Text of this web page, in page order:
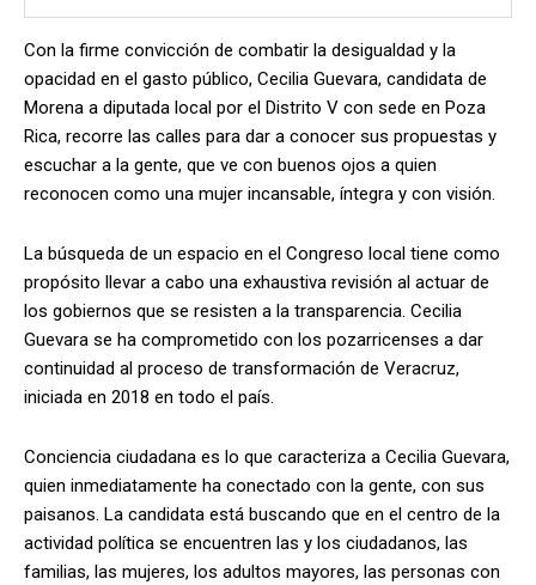
Con la firme convicción de combatir la desigualdad y la
opacidad en el gasto público, Cecilia Guevara, candidata de
Morena a diputada local por el Distrito V con sede en Poza
Rica, recorre las calles para dar a conocer sus propuestas y
escuchar a la gente, que ve con buenos ojos a quien
reconocen como una mujer incansable, íntegra y con visión.
La búsqueda de un espacio en el Congreso local tiene como
propósito llevar a cabo una exhaustiva revisión al actuar de
los gobiernos que se resisten a la transparencia. Cecilia
Guevara se ha comprometido con los pozarricenses a dar
continuidad al proceso de transformación de Veracruz,
iniciada en 2018 en todo el país.
Conciencia ciudadana es lo que caracteriza a Cecilia Guevara,
quien inmediatamente ha conectado con la gente, con sus
paisanos. La candidata está buscando que en el centro de la
actividad política se encuentren las y los ciudadanos, las
familias, las mujeres, los adultos mayores, las personas con